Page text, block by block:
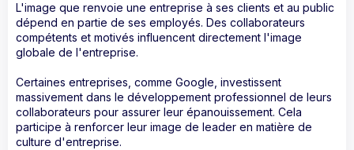
L'image que renvoie une entreprise à ses clients et au public
dépend en partie de ses employés. Des collaborateurs
compétents et motivés influencent directement l'image
globale de l'entreprise.
Certaines entreprises, comme Google, investissent
massivement dans le développement professionnel de leurs
collaborateurs pour assurer leur épanouissement. Cela
participe à renforcer leur image de leader en matière de
culture d'entreprise.